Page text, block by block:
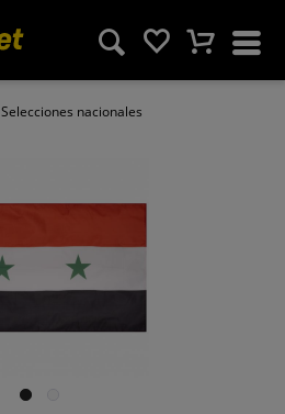
Selecciones nacionales